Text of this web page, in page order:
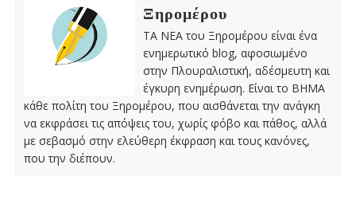
Ξηρομέρου
ΤΑ ΝΕΑ του Ξηρομέρου είναι ένα
ενημερωτικό blog, αφοσιωμένο
στην Πλουραλιστική, αδέσμευτη και
έγκυρη ενημέρωση. Είναι το ΒΗΜΑ
κάθε πολίτη του Ξηρομέρου, που αισθάνεται την ανάγκη
να εκφράσει τις απόψεις του, χωρίς φόβο και πάθος, αλλά
με σεβασμό στην ελεύθερη έκφραση και τους κανόνες,
που την διέπουν.